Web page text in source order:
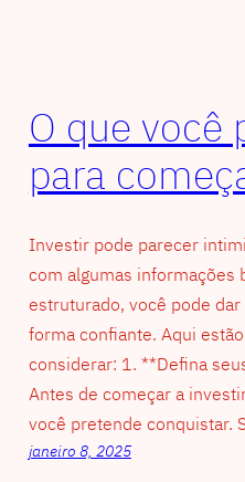
O que você
para
Investir pode parecer
com algumas informações
estruturado, você pode
forma confiante. Aqui
considerar: 1. **Defina
Antes de começar a
você pretende conquistar.
janeiro 8, 2025